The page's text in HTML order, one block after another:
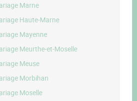
Marne
Haute-Marne
Mayenne
Meurthe-et-Moselle
Meuse
Morbihan
Moselle